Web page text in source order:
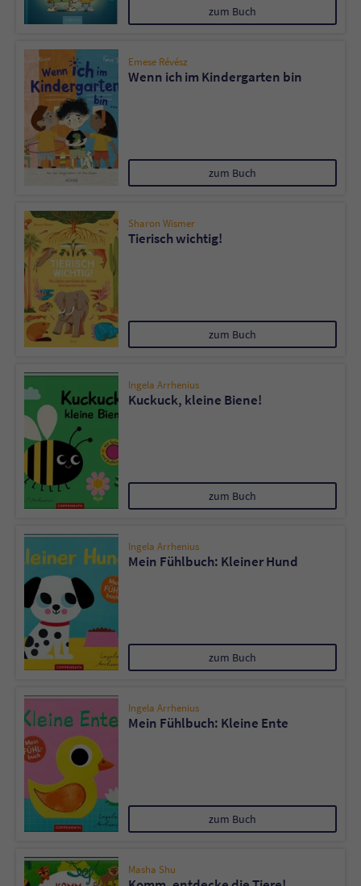
zum Buch
Emese Révész
Wenn ich im Kindergarten bin
zum Buch
Sharon Wismer
Tierisch wichtig!
zum Buch
Ingela Arrhenius
Kuckuck, kleine Biene!
zum Buch
Ingela Arrhenius
Mein Fühlbuch: Kleiner Hund
zum Buch
Ingela Arrhenius
Mein Fühlbuch: Kleine Ente
zum Buch
Masha Shu